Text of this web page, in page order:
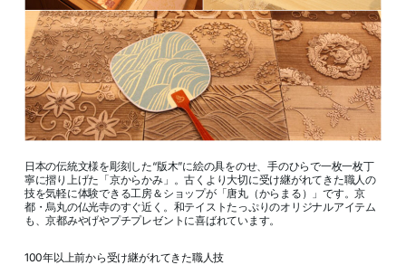
日本の伝統文様を彫刻した“版木”に絵の具をのせ、手のひらで一枚一枚丁
寧に摺り上げた「京からかみ」。古くより大切に受け継がれてきた職人の
技を気軽に体験できる工房＆ショップが「唐丸（からまる）」です。京
都・烏丸の仏光寺のすぐ近く。和テイストたっぷりのオリジナルアイテム
も、京都みやげやプチプレゼントに喜ばれています。
100年以上前から受け継がれてきた職人技